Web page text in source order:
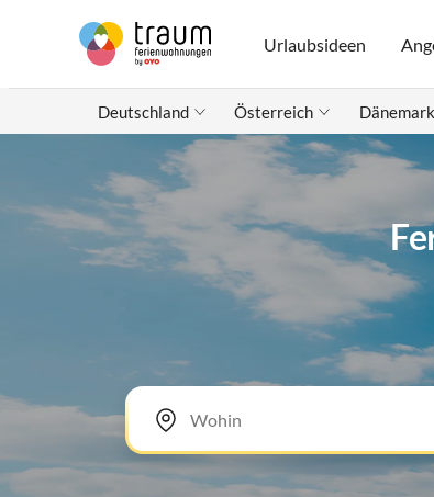
Urlaubsideen
Deutschland Österreich Dänemark